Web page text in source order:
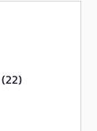
(22)